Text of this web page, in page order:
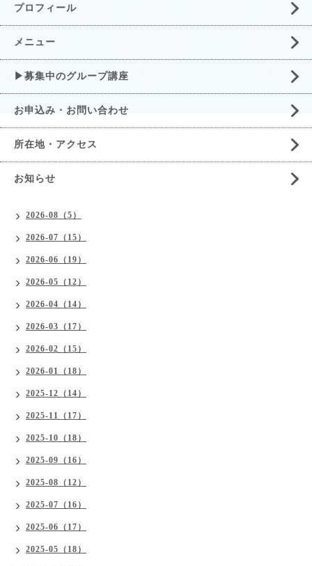
プロフィール
メニュー
▶募集中のグループ講座
お申込み・お問い合わせ
所在地・アクセス
お知らせ
2026-08（5）
2026-07（15）
2026-06（19）
2026-05（12）
2026-04（14）
2026-03（17）
2026-02（15）
2026-01（18）
2025-12（14）
2025-11（17）
2025-10（18）
2025-09（16）
2025-08（12）
2025-07（16）
2025-06（17）
2025-05（18）